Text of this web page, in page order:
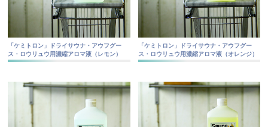
「ケミトロン」ドライサウナ・アウフグー
ス・ロウリュウ用濃縮アロマ液（レモン）
「ケミトロン」ドライサウナ・アウフグー
ス・ロウリュウ用濃縮アロマ液（オレンジ）